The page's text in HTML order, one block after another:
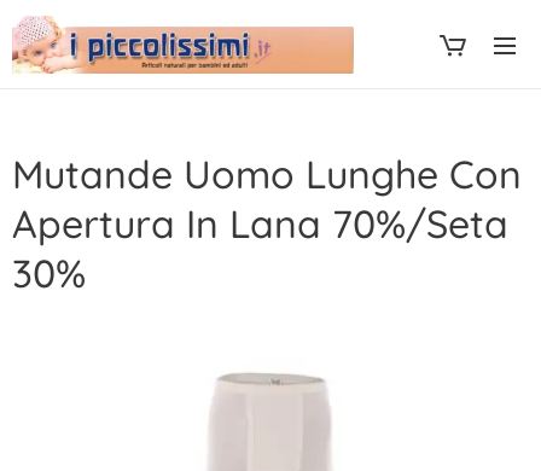
Mutande Uomo Lunghe Con
Apertura In Lana 70%/Seta
30%